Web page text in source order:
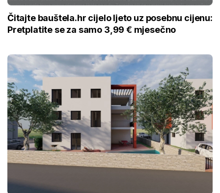
Čitajte bauštela.hr cijelo ljeto uz posebnu cijenu:
Pretplatite se za samo 3,99 € mjesečno